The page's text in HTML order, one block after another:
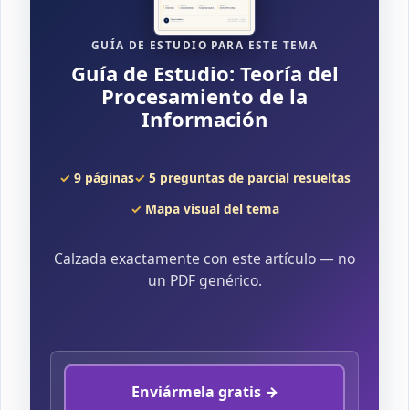
GUÍA DE ESTUDIO PARA ESTE TEMA
Guía de Estudio: Teoría del
Procesamiento de la
Información
9 páginas
5 preguntas de parcial resueltas
Mapa visual del tema
Calzada exactamente con este artículo — no
un PDF genérico.
Enviármela gratis →